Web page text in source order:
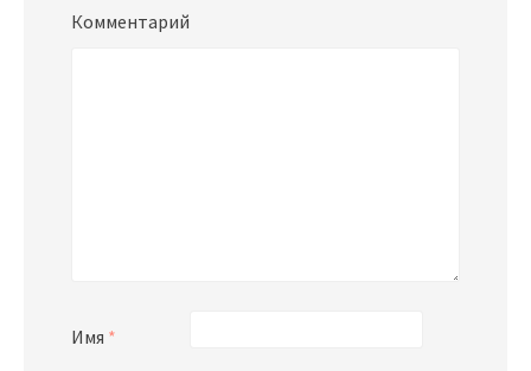
Комментарий
Имя *